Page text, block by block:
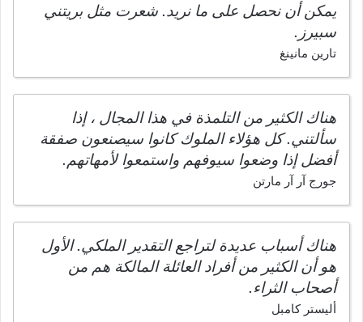
يمكن أن نحصل على ما نريد. شعرت مثل بريتني
سبيرز.
تارين مانينغ
هناك الكثير من التلمذة في هذا المجال ، إذا
سألتني. كل هؤلاء الملوك كانوا سيصنعون صفقة
أفضل إذا وضعوا سيوفهم واستمعوا لأمهاتهم.
جورج آر آر مارتن
هناك أسباب عديدة لتراجع التقدير الملكي. الأول
هو أن الكثير من أفراد العائلة المالكة هم من
أصحاب الثراء.
أليستر كامبل